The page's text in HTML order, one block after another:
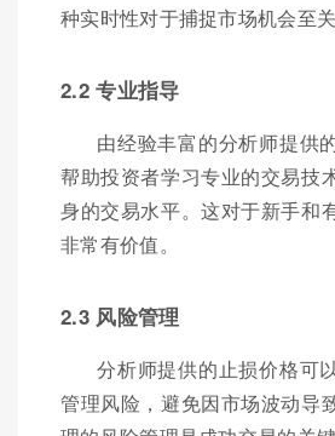
种实时性对于捕捉市场机会至关
2.2 专业指导
由经验丰富的分析师提供
帮助投资者学习专业的交易技
身的交易水平。这对于新手和
非常有价值。
2.3 风险管理
分析师提供的止损价格可
管理风险，避免因市场波动导